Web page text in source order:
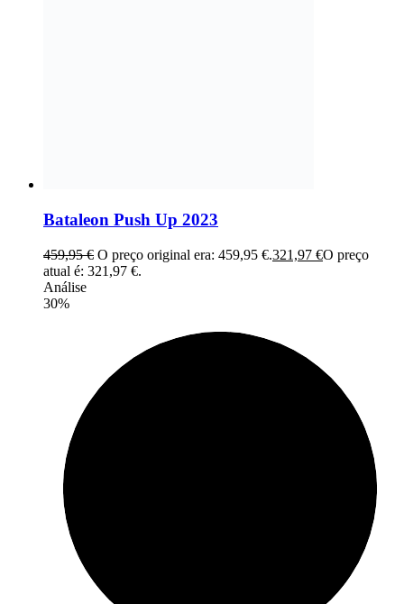
Bataleon Push Up 2023
459,95€ O preço original era: 459,95 €.321,97 €O preço
atual é: 321,97 €.
Análise
30%